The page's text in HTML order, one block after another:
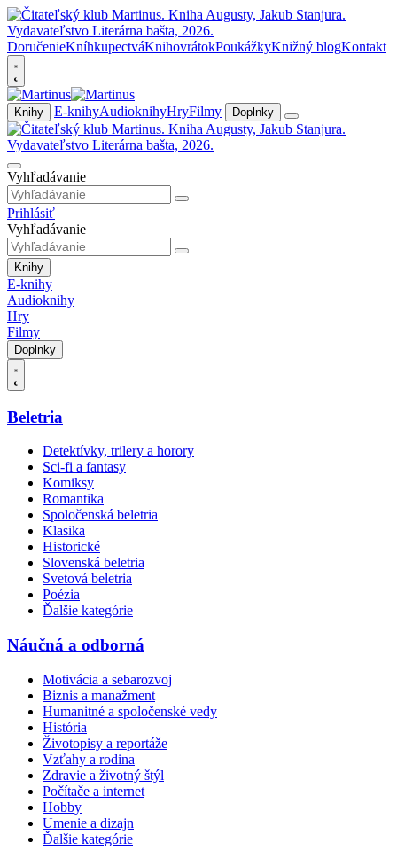
DoručenieKníhkupectváKnihovrátokPoukážkyKnižný blogKontakt
Knihy E-knihyAudioknihyHryFilmy Doplnky
Vyhľadávanie
Prihlásiť
Vyhľadávanie
Knihy
E-knihy
Audioknihy
Hry
Filmy
Doplnky
Beletria
Detektívky, trilery a horory
Sci-fi a fantasy
Komiksy
Romantika
Spoločenská beletria
Klasika
Historické
Slovenská beletria
Svetová beletria
Poézia
Ďalšie kategórie
Náučná a odborná
Motivácia a sebarozvoj
Biznis a manažment
Humanitné a spoločenské vedy
História
Životopisy a reportáže
Vzťahy a rodina
Zdravie a životný štýl
Počítače a internet
Hobby
Umenie a dizajn
Ďalšie kategórie